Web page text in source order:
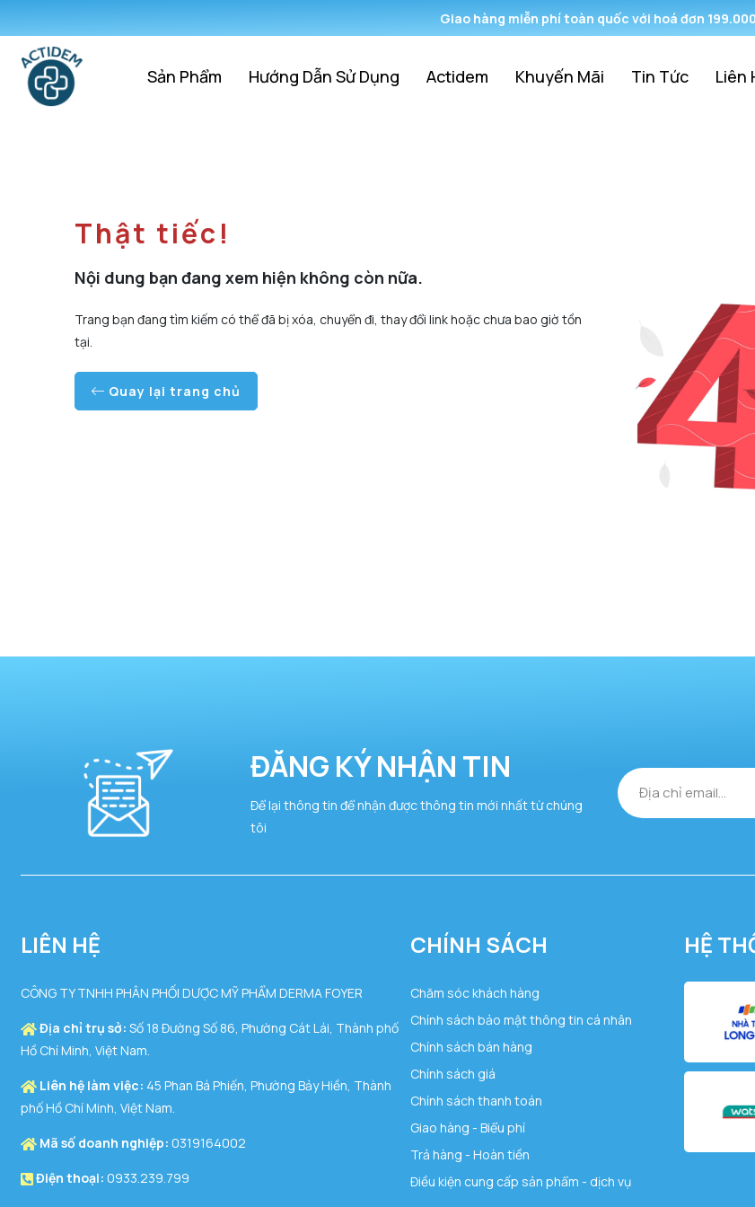
Giao hàng miễn phí toàn quốc với hoá đơn
Sản Phẩm Hướng Dẫn Sử Dụng Actidem Khuyến Mãi Tin Tức Liên
Thật tiếc!
Nội dung bạn đang xem hiện không còn nữa.
Trang bạn đang tìm kiếm có thể đã bị xóa, chuyển đi, thay đổi link hoặc chưa bao giờ tồn
tại.
Quay lại trang chủ
ĐĂNG KÝ NHẬN TIN
Để lại thông tin để nhận được thông tin mới nhất từ chúng
tôi
LIÊN HỆ
CÔNG TY TNHH PHÂN PHỐI DƯỢC MỸ PHẨM DERMA FOYER
Địa chỉ trụ sở: Số 18 Đường Số 86, Phường Cát Lái, Thành phố
Hồ Chí Minh, Việt Nam.
Liên hệ làm việc: 45 Phan Bá Phiến, Phường Bảy Hiền, Thành
phố Hồ Chí Minh, Việt Nam.
Mã số doanh nghiệp: 0319164002
Điện thoại: 0933.239.799
CHÍNH SÁCH
Chăm sóc khách hàng
Chính sách bảo mật thông tin cá nhân
Chính sách bán hàng
Chính sách giá
Chính sách thanh toán
Giao hàng - Biểu phí
Trả hàng - Hoàn tiền
Điều kiện cung cấp sản phẩm - dịch vụ
HỆ